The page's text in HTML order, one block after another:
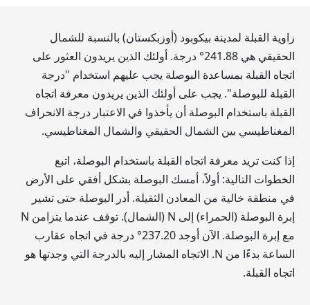
زاوية القبلة لمدينة بيكوبود (أوزبكستان) بالنسبة للشمال
الحقيقي هي241.88° درجة. أولئك الذين يريدون العثور على
اتجاه القبلة بمساعدة البوصلة يجب عليهم استخدام "درجة
القبلة للبوصلة". يجب على أولئك الذين يريدون معرفة اتجاه
القبلة باستخدام البوصلة أن يأخذوا في الاعتبار درجة الانحراف
المغناطيسي بين الشمال الحقيقي والشمال المغناطيسي.
إذا كنت تريد معرفة اتجاه القبلة باستخدام البوصلة، اتبع
الخطوات التالية: أولاً، أمسك البوصلة بشكل أفقي على الأرض
في منطقة خالية من المعادن الثقيلة. أدر البوصلة حتى تشير
إبرة البوصلة (الحمراء) إلى N (الشمال). توقف عندما يتزامن N
مع إبرة البوصلة. الآن أوجد237.20° درجة في اتجاه عقارب
الساعة بدءًا من N. الاتجاه المشار إليه بالدرجة التي وجدتها هو
اتجاه القبلة.